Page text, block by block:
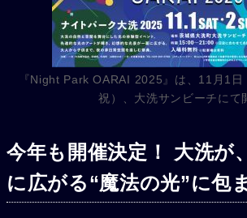
『Night Park OARAI 2025』は、11月1日
祝）、大洗サンビーチにて
今年も開催決定！ 大洗が
に広がる“魔法の光”に包